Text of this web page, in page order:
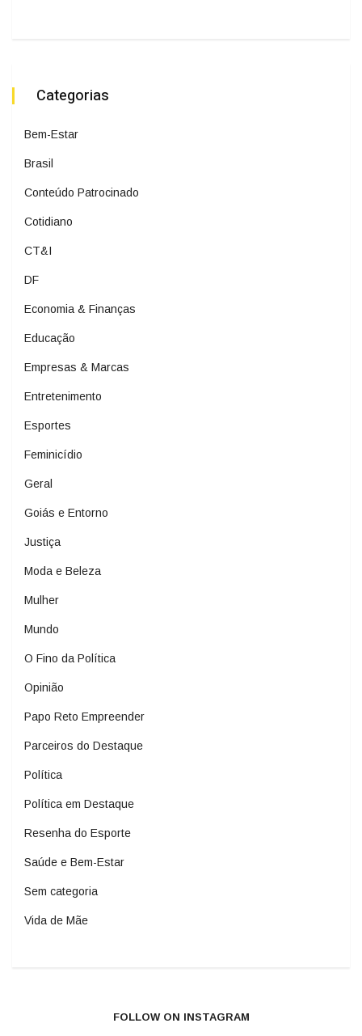
Categorias
Bem-Estar
Brasil
Conteúdo Patrocinado
Cotidiano
CT&I
DF
Economia & Finanças
Educação
Empresas & Marcas
Entretenimento
Esportes
Feminicídio
Geral
Goiás e Entorno
Justiça
Moda e Beleza
Mulher
Mundo
O Fino da Política
Opinião
Papo Reto Empreender
Parceiros do Destaque
Política
Política em Destaque
Resenha do Esporte
Saúde e Bem-Estar
Sem categoria
Vida de Mãe
FOLLOW ON INSTAGRAM